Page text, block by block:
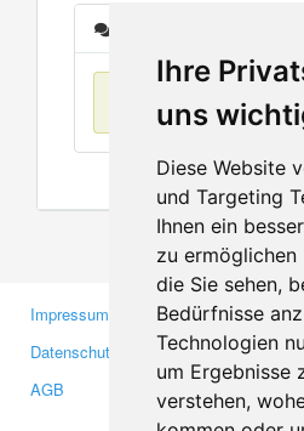
Ihre
uns
Diese Website
und Targeting
Ihnen ein
zu ermöglichen
die Sie sehen,
Bedürfnisse
Technologien
um Ergebnisse
verstehen,
Keine Einträge
Impressum
Datenschutzerklärung
AGB